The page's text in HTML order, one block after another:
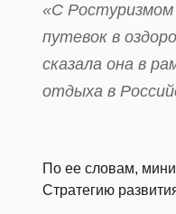
«С Ростуризмом
путевок в
сказала она в
отдыха в
По ее словам,
Стратегию